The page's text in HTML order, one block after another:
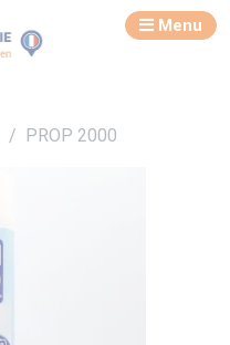
Menu
PROP 2000